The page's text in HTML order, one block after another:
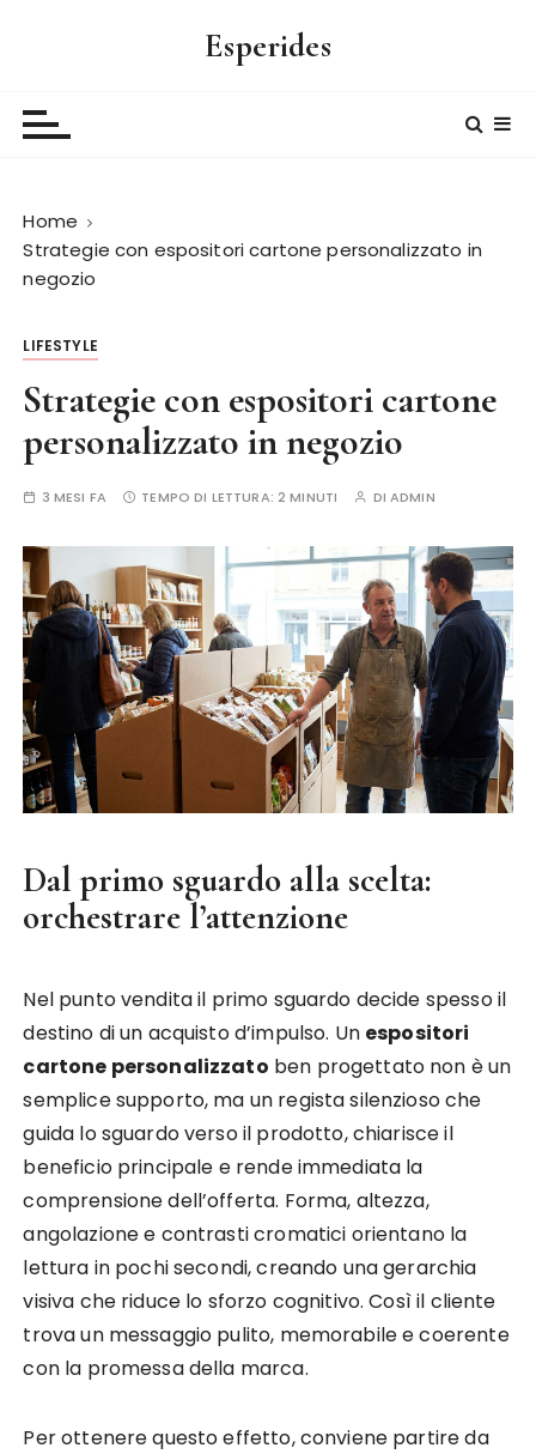
Esperides
Home
Strategie con espositori cartone personalizzato in
negozio
LIFESTYLE
Strategie con espositori cartone
personalizzato in negozio
3 MESI FA TEMPO DI LETTURA:2 MINUTI DI ADMIN
Dal primo sguardo alla scelta:
orchestrare l’attenzione
Nel punto vendita il primo sguardo decide spesso il
destino di un acquisto d’impulso. Un espositori
cartone personalizzato ben progettato non è un
semplice supporto, ma un regista silenzioso che
guida lo sguardo verso il prodotto, chiarisce il
beneficio principale e rende immediata la
comprensione dell’offerta. Forma, altezza,
angolazione e contrasti cromatici orientano la
lettura in pochi secondi, creando una gerarchia
visiva che riduce lo sforzo cognitivo. Così il cliente
trova un messaggio pulito, memorabile e coerente
con la promessa della marca.
Per ottenere questo effetto, conviene partire da